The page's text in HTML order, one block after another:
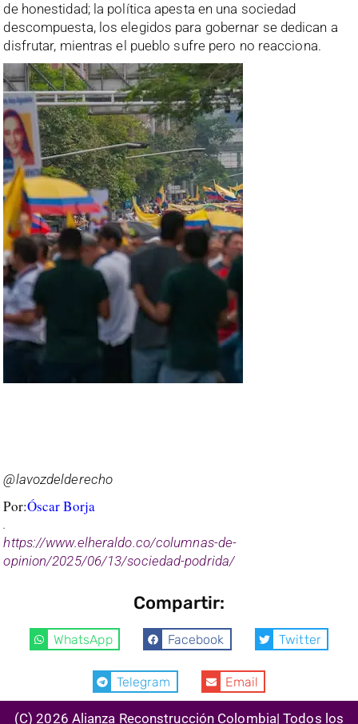
de honestidad; la política apesta en una sociedad
descompuesta, los elegidos para gobernar se dedican a
disfrutar, mientras el pueblo sufre pero no reacciona.
@lavozdelderecho
Por:Óscar Borja
.
https://www.elheraldo.co/columnas-de-
opinion/2025/06/13/sociedad-podrida/
Compartir:
WhatsApp Facebook Twitter
Telegram Email
(C) 2026 Alianza Reconstrucción Colombia| Todos los